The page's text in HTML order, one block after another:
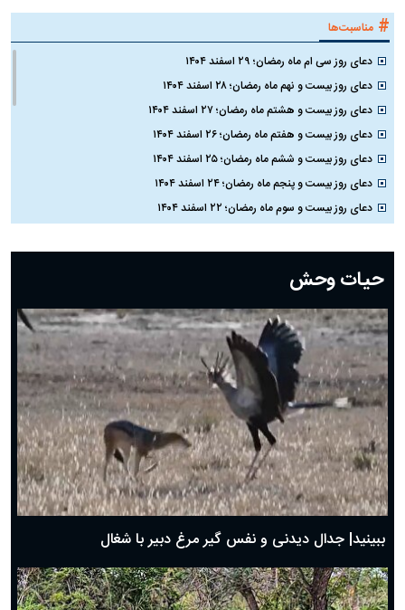
# مناسبت‌ها
دعای روز سی ام ماه رمضان؛ ۲۹ اسفند ۱۴۰۴
دعای روز بیست و نهم ماه رمضان؛ ۲۸ اسفند ۱۴۰۴
دعای روز بیست و هشتم ماه رمضان؛ ۲۷ اسفند ۱۴۰۴
دعای روز بیست و هفتم ماه رمضان؛ ۲۶ اسفند ۱۴۰۴
دعای روز بیست و ششم ماه رمضان؛ ۲۵ اسفند ۱۴۰۴
دعای روز بیست و پنجم ماه رمضان؛ ۲۴ اسفند ۱۴۰۴
دعای روز بیست و سوم ماه رمضان؛ ۲۲ اسفند ۱۴۰۴
دعای روز بیستم ماه رمضان؛ ۱۹ اسفند ۱۴۰۴
دعای روز هشتم ماه مبارک رمضان؛ ۷ اسفند ماه ۱۴۰۴
دعای روز هفتم ماه رمضان؛ ۶ اسفند ۱۴۰۴
دعای روز ششم ماه رمضان؛ ۵ اسفند ۱۴۰۴
دعای روز پنجم ماه رمضان؛ ۴ اسفند ۱۴۰۴
دعای روز چهارم ماه مبارک رمضان؛ ۳ اسفند ۱۴۰۴
دعای روز سوم ماه مبارک رمضان؛ ۱۴ اسفند ۱۴۰۴
دعای روز دوم ماه مبارک رمضان ۱ اسفند ماه ۱۴۰۴
دعای روز اول ماه مبارک رمضان، ۳۰ بهمن ۱۴۰۴
حضرت زینب(س) چگونه از دنیا رفت؟
بهترین پیامک تبریک روز پدر ۱۴۰۴؛ جملات زیبا و صمیمانه
حیات وحش
ببینید| جدال دیدنی و نفس گیر مرغ دبیر با شغال